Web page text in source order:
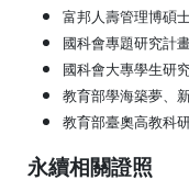
富邦人壽管理博碩
國科會專題研究計
國科會大專學生研
教育部學海築夢、
教育部臺奧高教科
永續相關證照